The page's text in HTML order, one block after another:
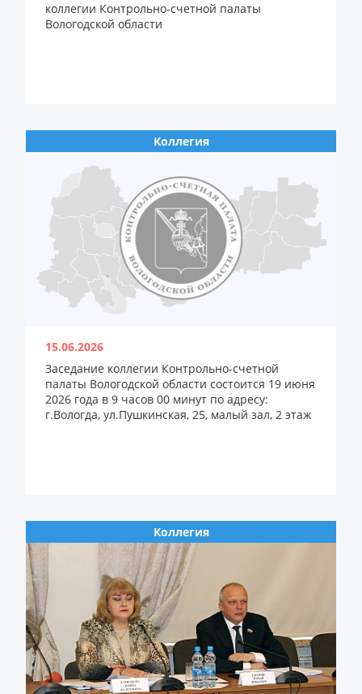
коллегии Контрольно-счетной палаты
Вологодской области
Коллегия
15.06.2026
Заседание коллегии Контрольно-счетной
палаты Вологодской области состоится 19 июня
2026 года в 9 часов 00 минут по адресу:
г.Вологда, ул.Пушкинская, 25, малый зал, 2 этаж
Коллегия